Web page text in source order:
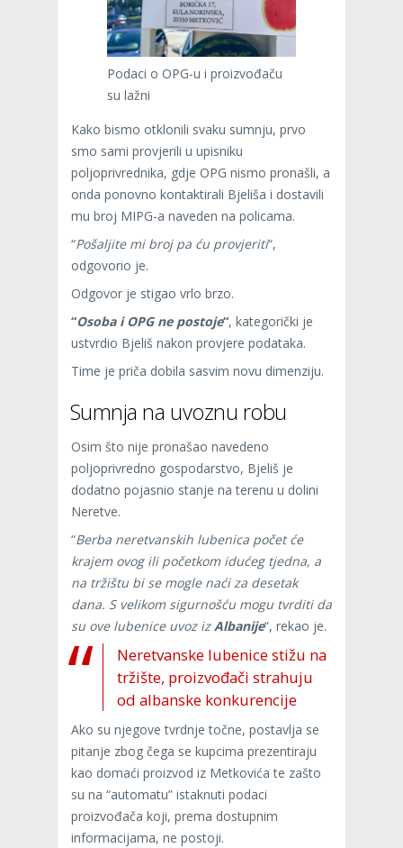
Podaci o OPG-u i proizvođaču
su lažni
Kako bismo otklonili svaku sumnju, prvo
smo sami provjerili u upisniku
poljoprivrednika, gdje OPG nismo pronašli, a
onda ponovno kontaktirali Bjeliša i dostavili
mu broj MIPG-a naveden na policama.
“Pošaljite mi broj pa ću provjeriti“,
odgovorio je.
Odgovor je stigao vrlo brzo.
“Osoba i OPG ne postoje“, kategorički je
ustvrdio Bjeliš nakon provjere podataka.
Time je priča dobila sasvim novu dimenziju.
Sumnja na uvoznu robu
Osim što nije pronašao navedeno
poljoprivredno gospodarstvo, Bjeliš je
dodatno pojasnio stanje na terenu u dolini
Neretve.
“Berba neretvanskih lubenica počet će
krajem ovog ili početkom idućeg tjedna, a
na tržištu bi se mogle naći za desetak
dana. S velikom sigurnošću mogu tvrditi da
su ove lubenice uvoz izAlbanije“, rekao je.
Neretvanske lubenice stižu na
tržište, proizvođači strahuju
od albanske konkurencije
Ako su njegove tvrdnje točne, postavlja se
pitanje zbog čega se kupcima prezentiraju
kao domaći proizvod iz Metkovića te zašto
su na “automatu” istaknuti podaci
proizvođača koji, prema dostupnim
informacijama, ne postoji.